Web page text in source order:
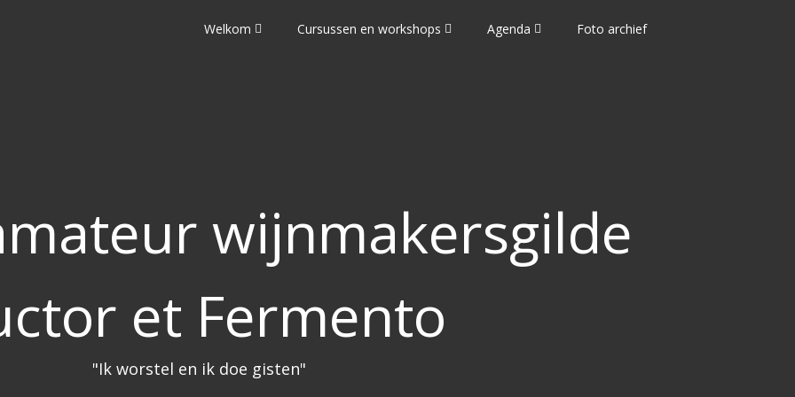
Welkom Cursussen en workshops Agenda Foto archief
wijnmakersgilde
et Fermento
"Ik worstel en ik doe gisten"